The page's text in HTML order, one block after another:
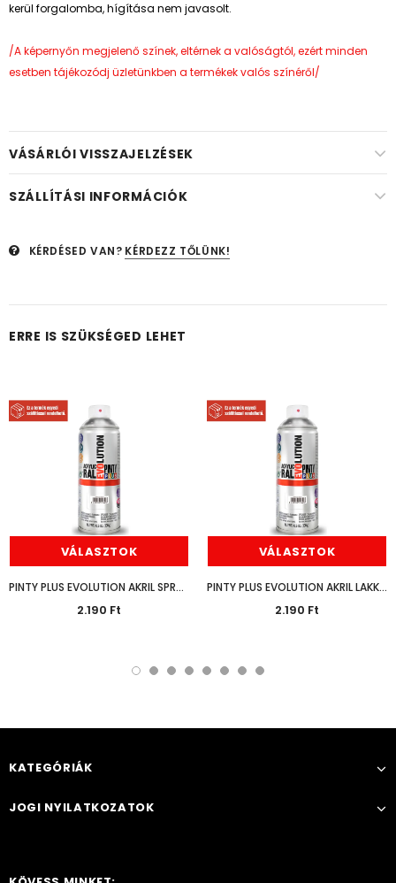
kerül forgalomba, hígítása nem javasolt.
/A képernyőn megjelenő színek, eltérnek a valóságtól, ezért minden
esetben tájékozódj üzletünkben a termékek valós színéről/
VÁSÁRLÓI VISSZAJELZÉSEK
SZÁLLÍTÁSI INFORMÁCIÓK
KÉRDÉSED VAN? KÉRDEZZ TŐLÜNK!
ERRE IS SZÜKSÉGED LEHET
VÁLASZTOK
PINTY PLUS EVOLUTION AKRIL SPRAY FÉNYES 400ML
2.190 Ft
VÁLASZTOK
PINTY PLUS EVOLUTION AKRIL LAKK SPRAY 400ML
2.190 Ft
KATEGÓRIÁK
JOGI NYILATKOZATOK